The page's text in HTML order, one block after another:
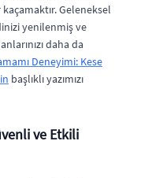
Geleneksel
yenilenmiş ve
daha da
Deneyimi: Kese
başlıklı yazımızı
ve Etkili